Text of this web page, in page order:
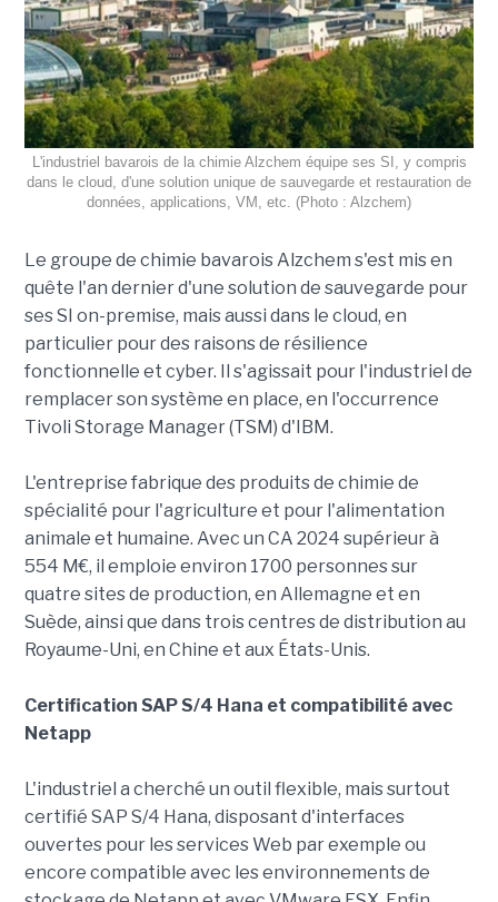
L'industriel bavarois de la chimie Alzchem équipe ses SI, y compris
dans le cloud, d'une solution unique de sauvegarde et restauration de
données, applications, VM, etc. (Photo : Alzchem)
Le groupe de chimie bavarois Alzchem s'est mis en
quête l'an dernier d'une solution de sauvegarde pour
ses SI on-premise, mais aussi dans le cloud, en
particulier pour des raisons de résilience
fonctionnelle et cyber. Il s'agissait pour l'industriel de
remplacer son système en place, en l'occurrence
Tivoli Storage Manager (TSM) d'IBM.
L'entreprise fabrique des produits de chimie de
spécialité pour l'agriculture et pour l'alimentation
animale et humaine. Avec un CA 2024 supérieur à
554 M€, il emploie environ 1700 personnes sur
quatre sites de production, en Allemagne et en
Suède, ainsi que dans trois centres de distribution au
Royaume-Uni, en Chine et aux États-Unis.
Certification SAP S/4 Hana et compatibilité avec
Netapp
L'industriel a cherché un outil flexible, mais surtout
certifié SAP S/4 Hana, disposant d'interfaces
ouvertes pour les services Web par exemple ou
encore compatible avec les environnements de